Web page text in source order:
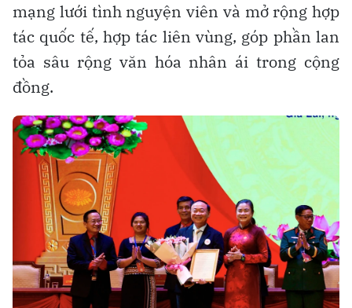
mạng lưới tình nguyện viên và mở rộng hợp
tác quốc tế, hợp tác liên vùng, góp phần lan
tỏa sâu rộng văn hóa nhân ái trong cộng
đồng.